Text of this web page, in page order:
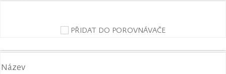
PŘIDAT DO POROVNÁVAČE
Název